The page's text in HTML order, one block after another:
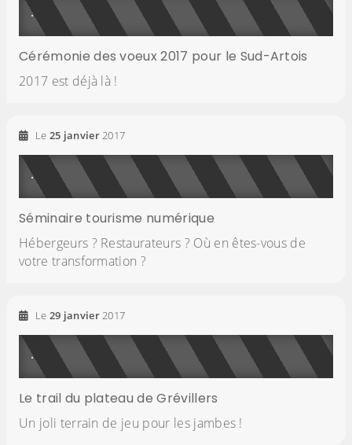
Cérémonie des voeux 2017 pour le Sud-Artois
2017 est déjà là !
Le 25 janvier2017
Séminaire tourisme numérique
Hébergeurs ? Restaurateurs ? Où en êtes-vous de
votre transformation ?
Le 29 janvier2017
Le trail du plateau de Grévillers
Un joli terrain de jeu pour les jambes !